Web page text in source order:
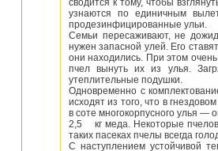
сводится к тому, чтобы
узнаются по единичным
продезинфицированные ульи.
Семьи пересаживают, не
нужен запасной улей. Его
они находились. При этом
пчел вынуть их из улья.
утеплительные подушки.
Одновременно с
исходят из того, что в
в соте многокорпусного улья —
2,5 кг меда. Некоторые
таких пасеках пчелы всегда
С наступлением устойчивой